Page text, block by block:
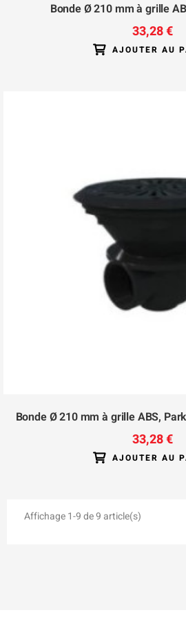
Bonde Ø 210 mm à grille
33,28 €
AJOUTER AU
Bonde Ø 210 mm à grille ABS,
33,28 €
AJOUTER AU
Affichage 1-9 de 9 article(s)